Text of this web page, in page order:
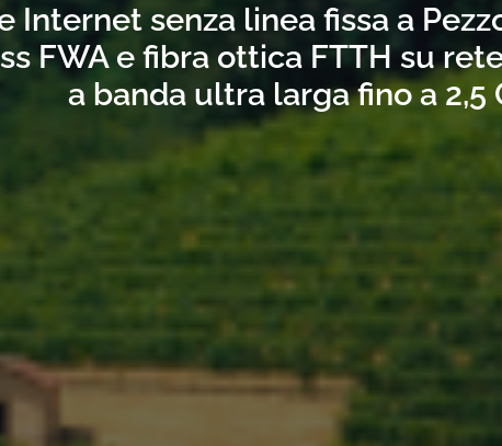
Internet senza linea fissa a
FWA e fibra ottica FTTH su
a banda ultra larga fino a 2,5